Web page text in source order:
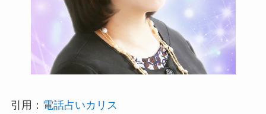
引用： 電話占いカリス